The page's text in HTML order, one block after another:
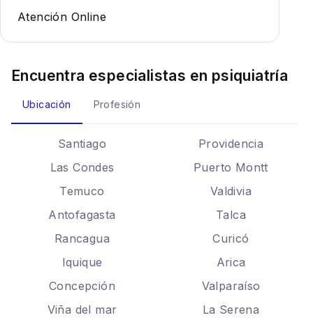
Atención Online
Encuentra especialistas en psiquiatría
Ubicación Profesión
Santiago
Providencia
Las Condes
Puerto Montt
Temuco
Valdivia
Antofagasta
Talca
Rancagua
Curicó
Iquique
Arica
Concepción
Valparaíso
Viña del mar
La Serena